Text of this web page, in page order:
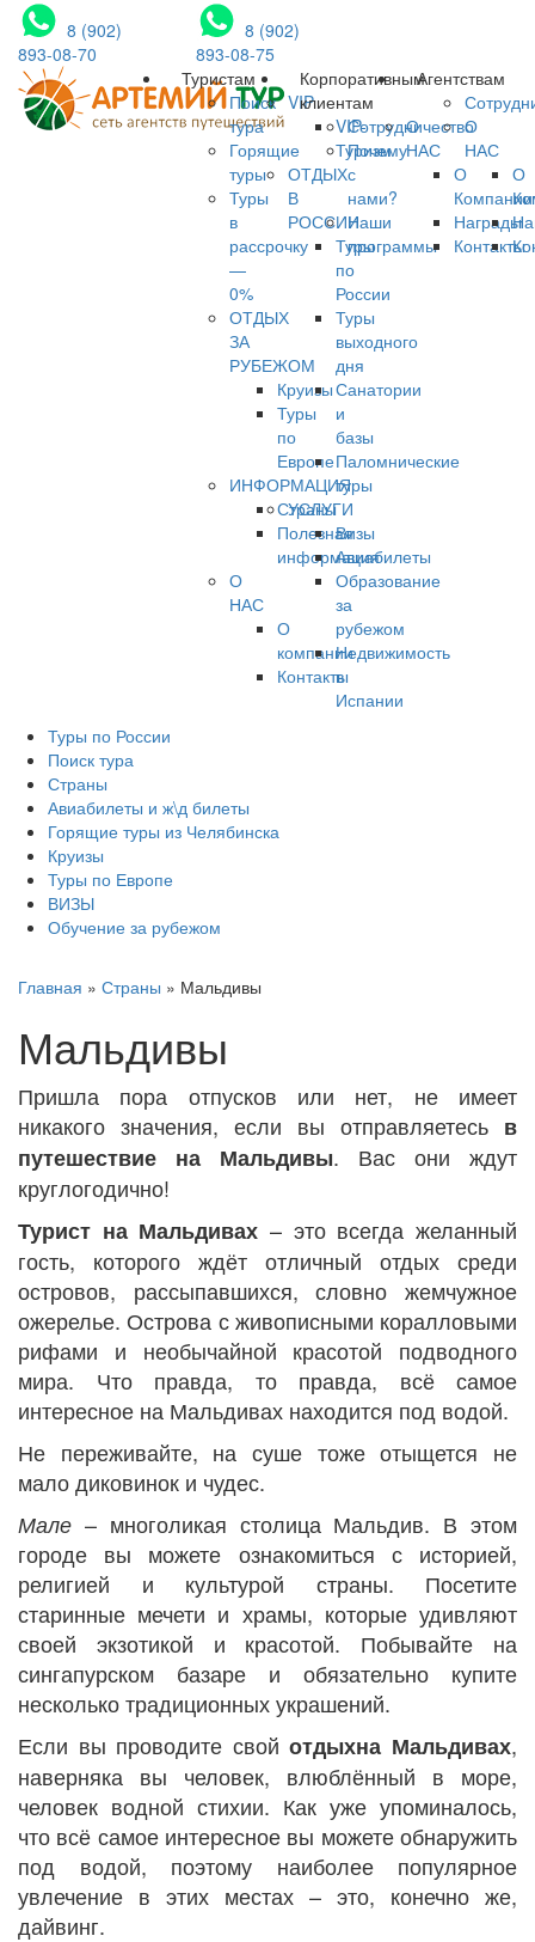
8 (902)
893-08-70
8 (902)
893-08-75
Туристам
Поиск
тура
Горящие
туры
Туры
в
рассрочку
—
0%
ОТДЫХ
ЗА
РУБЕЖОМ
Круизы
Туры
по
Европе
ИНФОРМАЦИЯ
Страны
Полезная
информация
О
НАС
О
компании
Контакты
VIP
VIP-
Туризм
ОТДЫХ
В
РОССИИ
Туры
по
России
Туры
выходного
дня
Санатории
и
базы
Паломнические
туры
УСЛУГИ
Визы
Авиабилеты
Образование
за
рубежом
Недвижимость
в
Испании
Корпоративным
клиентам
Сотрудничество
Почему
с
нами?
Наши
программы
О
НАС
О
Компании
Награды
Контакты
Агентствам
О
НАС
О
Туры по России
Поиск тура
Страны
Авиабилеты и ж\д билеты
Горящие туры из Челябинска
Круизы
Туры по Европе
ВИЗЫ
Обучение за рубежом
Главная » Страны » Мальдивы
Мальдивы
Пришла пора отпусков или нет, не имеет
никакого значения, если вы отправляетесь в
путешествие на Мальдивы. Вас они ждут
круглогодично!
Турист на Мальдивах – это всегда желанный
гость, которого ждёт отличный отдых среди
островов, рассыпавшихся, словно жемчужное
ожерелье. Острова с живописными коралловыми
рифами и необычайной красотой подводного
мира. Что правда, то правда, всё самое
интересное на Мальдивах находится под водой.
Не переживайте, на суше тоже отыщется не
мало диковинок и чудес.
Мале – многоликая столица Мальдив. В этом
городе вы можете ознакомиться с историей,
религией и культурой страны. Посетите
старинные мечети и храмы, которые удивляют
своей экзотикой и красотой. Побывайте на
сингапурском базаре и обязательно купите
несколько традиционных украшений.
Если вы проводите свойотдыхна Мальдивах,
наверняка вы человек, влюблённый в море,
человек водной стихии. Как уже упоминалось,
что всё самое интересное вы можете обнаружить
под водой, поэтому наиболее популярное
увлечение в этих местах – это, конечно же,
дайвинг.